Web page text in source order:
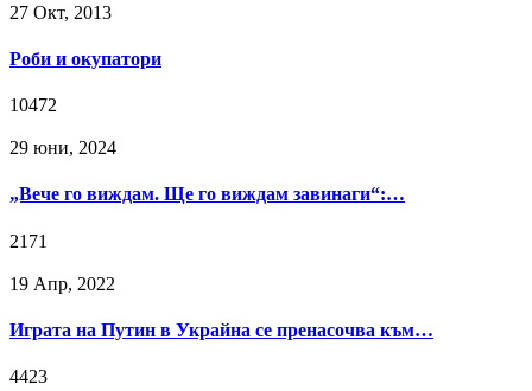
27 Окт, 2013
Роби и окупатори
10472
29 юни, 2024
„Вече го виждам. Ще го виждам завинаги“:…
2171
19 Апр, 2022
Играта на Путин в Украйна се пренасочва към…
4423